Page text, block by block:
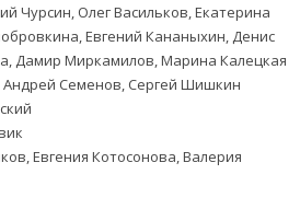
Чурсин, Олег Васильков, Екатерина
Евгений Кананыхин, Денис
Дамир Миркамилов, Марина Калецкая
Андрей Семенов, Сергей Шишкин
Евгения Котосонова, Валерия